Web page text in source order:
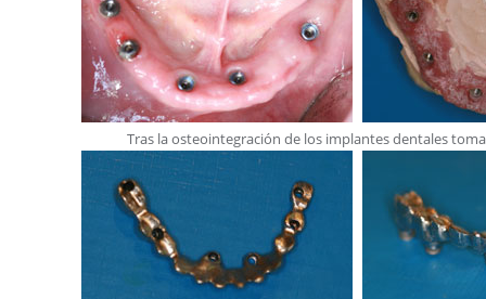
Tras la osteointegración de los implantes dentales